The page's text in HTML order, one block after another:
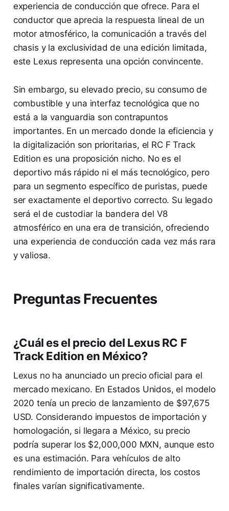
experiencia de conducción que ofrece. Para el
conductor que aprecia la respuesta lineal de un
motor atmosférico, la comunicación a través del
chasis y la exclusividad de una edición limitada,
este Lexus representa una opción convincente.
Sin embargo, su elevado precio, su consumo de
combustible y una interfaz tecnológica que no
está a la vanguardia son contrapuntos
importantes. En un mercado donde la eficiencia y
la digitalización son prioritarias, el RC F Track
Edition es una proposición nicho. No es el
deportivo más rápido ni el más tecnológico, pero
para un segmento específico de puristas, puede
ser exactamente el deportivo correcto. Su legado
será el de custodiar la bandera del V8
atmosférico en una era de transición, ofreciendo
una experiencia de conducción cada vez más rara
y valiosa.
Preguntas Frecuentes
¿Cuál es el precio del Lexus RC F
Track Edition en México?
Lexus no ha anunciado un precio oficial para el
mercado mexicano. En Estados Unidos, el modelo
2020 tenía un precio de lanzamiento de $97,675
USD. Considerando impuestos de importación y
homologación, si llegara a México, su precio
podría superar los $2,000,000 MXN, aunque esto
es una estimación. Para vehículos de alto
rendimiento de importación directa, los costos
finales varían significativamente.